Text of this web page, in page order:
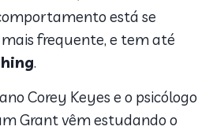
está se
frequente, e tem até
.
Corey Keyes e o psicólogo
Grant vêm estudando o